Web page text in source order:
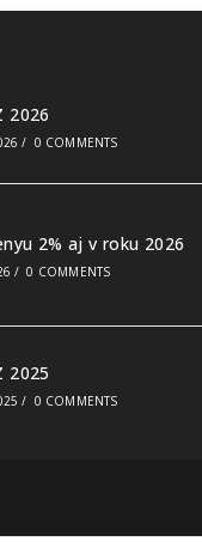
2026
/ 0 COMMENTS
2% aj v roku 2026
/ 0 COMMENTS
2025
/ 0 COMMENTS